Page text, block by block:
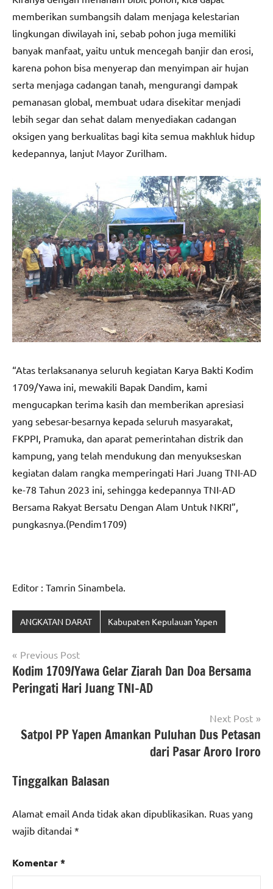
memberikan sumbangsih dalam menjaga kelestarian
lingkungan diwilayah ini, sebab pohon juga memiliki
banyak manfaat, yaitu untuk mencegah banjir dan erosi,
karena pohon bisa menyerap dan menyimpan air hujan
serta menjaga cadangan tanah, mengurangi dampak
pemanasan global, membuat udara disekitar menjadi
lebih segar dan sehat dalam menyediakan cadangan
oksigen yang berkualitas bagi kita semua makhluk hidup
kedepannya, lanjut Mayor Zurilham.
“Atas terlaksananya seluruh kegiatan Karya Bakti Kodim
1709/Yawa ini, mewakili Bapak Dandim, kami
mengucapkan terima kasih dan memberikan apresiasi
yang sebesar-besarnya kepada seluruh masyarakat,
FKPPI, Pramuka, dan aparat pemerintahan distrik dan
kampung, yang telah mendukung dan menyukseskan
kegiatan dalam rangka memperingati Hari Juang TNI-AD
ke-78 Tahun 2023 ini, sehingga kedepannya TNI-AD
Bersama Rakyat Bersatu Dengan Alam Untuk NKRI”,
pungkasnya.(Pendim1709)
Editor : Tamrin Sinambela.
ANGKATAN DARAT Kabupaten Kepulauan Yapen
Navigasi
pos
Previous Post
Kodim 1709/Yawa Gelar Ziarah Dan Doa Bersama
Peringati Hari Juang TNI-AD
Next Post
Satpol PP Yapen Amankan Puluhan Dus Petasan
dari Pasar Aroro Iroro
Tinggalkan Balasan
Alamat email Anda tidak akan dipublikasikan. Ruas yang
wajib ditandai *
Komentar*